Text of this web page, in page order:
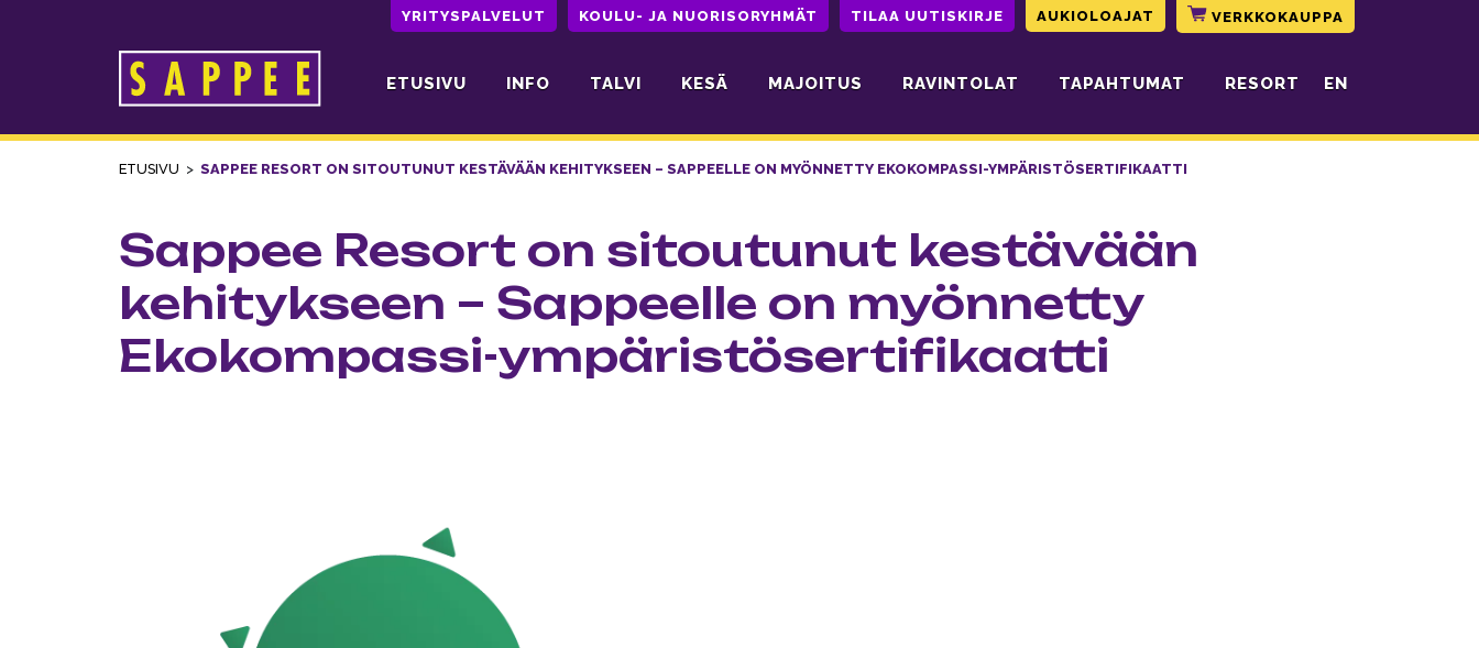
YRITYSPALVELUT KOULU- JA NUORISORYHMÄT TILAA UUTISKIRJE AUKIOLOAJAT VERKKOKAUPPA
Päävalikko ETUSIVU INFO TALVI KESÄ MAJOITUS RAVINTOLAT TAPAHTUMAT RESORT EN
ETUSIVU > SAPPEE RESORT ON SITOUTUNUT KESTÄVÄÄN KEHITYKSEEN – SAPPEELLE ON MYÖNNETTY EKOKOMPASSI-YMPÄRISTÖSERTIFIKAATTI
Sappee Resort on sitoutunut kestävään
kehitykseen – Sappeelle on myönnetty
Ekokompassi-ympäristösertifikaatti